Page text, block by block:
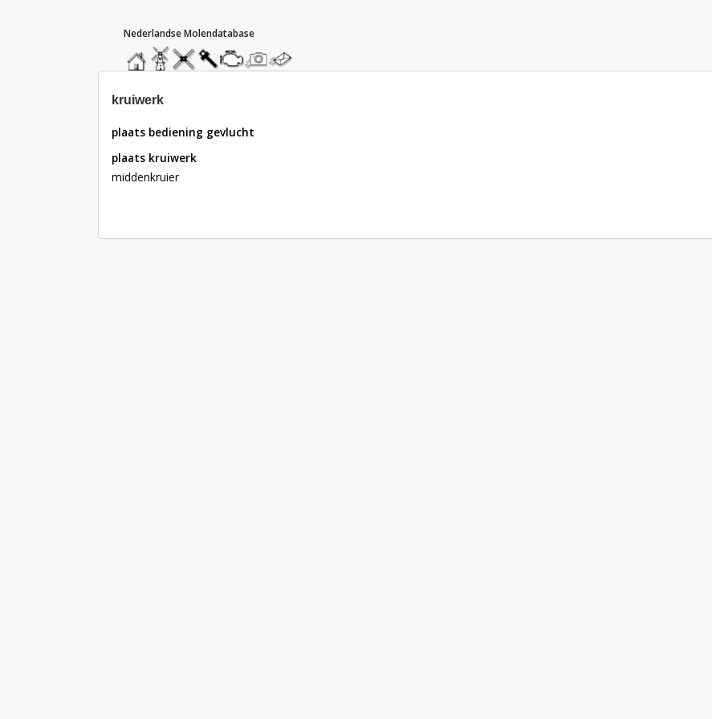
hoofdmenu
homemolendatabase
roedendatabase
assendatabase
motorendatabase
stuur
een
stuur
een
kruiwerk
plaats bediening gevlucht
plaats kruiwerk
middenkruier